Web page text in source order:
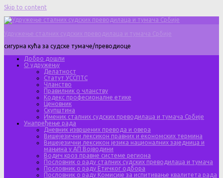
Skip to content
Удружење сталних судских преводилаца и тумача Србије
сигурна кућа за судске тумаче/преводиоце
Добро дошли
О удружењу
Делатност
Статут УССПТС
Чланство
Правилник о чланству
Кодекс професионалне етике
Ценовник
Скупштина
Именик сталних судских преводилаца и тумача Србије
Унапређење рада
Дневник извршених превода и овера
Вишејезични лексикон правних и економских термина
Вишејезични лексикон језика националних заједница и
мањина у АП Војводини
Водич кроз правне системе региона
Пословник о раду сталних судских преводилаца и тумача
Пословник о раду Етичког одбора
Пословник о раду Комисије за испитивање квалитета рада